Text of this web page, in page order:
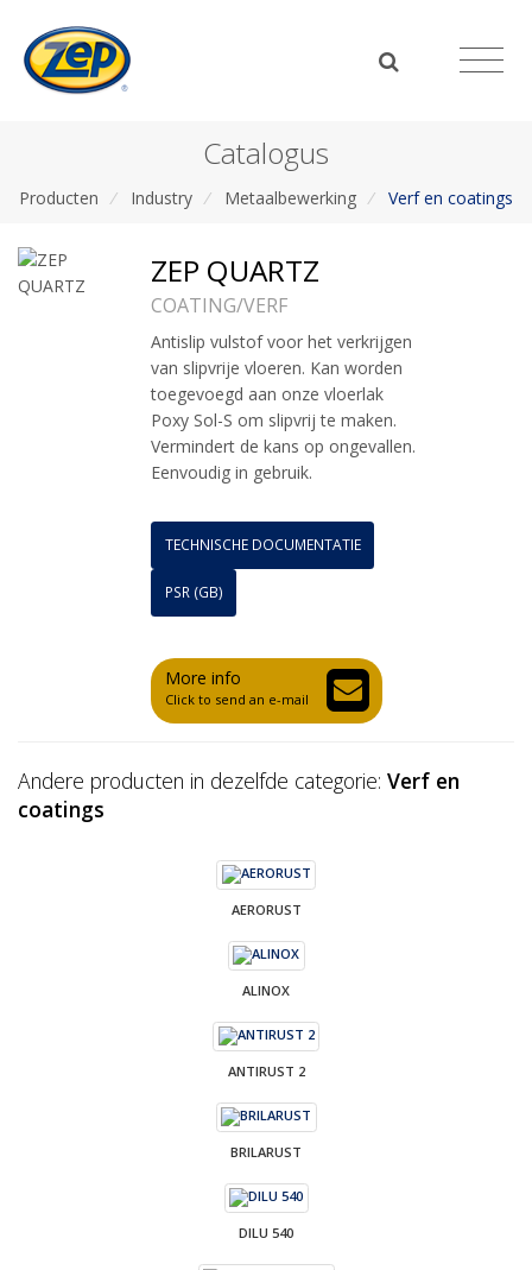
Catalogus
Producten / Industry / Metaalbewerking / Verf en coatings
ZEP QUARTZ
COATING/VERF
Antislip vulstof voor het verkrijgen
van slipvrije vloeren. Kan worden
toegevoegd aan onze vloerlak
Poxy Sol-S om slipvrij te maken.
Vermindert de kans op ongevallen.
Eenvoudig in gebruik.
TECHNISCHE DOCUMENTATIE
PSR (GB)
More info
Click to send an e-mail
Andere producten in dezelfde categorie: Verf en
coatings
AERORUST
ALINOX
ANTIRUST 2
BRILARUST
DILU 540